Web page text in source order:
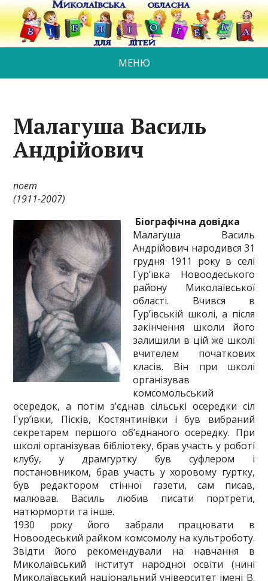
МЕНЮ
Малагуша Василь
Андрійович
поет
(1911-2007)
Біографічна довідка
Малагуша Василь
Андрійович народився 31
грудня 1911 року в селі
Гур’ївка Новоодеського
району Миколаївської
області. Вчився в
Гур’ївській школі, а після
закінчення школи його
залишили в цій же школі
вчителем початкових
класів. Він при школі
організував
комсомольський
осередок, а потім з’єднав сільські осередки сіл
Гур’ївки, Пісків, Костянтинівки і був вибраний
секретарем першого об’єднаного осередку. При
школі організував бібліотеку, брав участь у роботі
клубу, у драмгуртку був суфлером і
постановником, брав участь у хоровому гуртку,
був редактором стінної газети, сам писав,
малював. Василь любив писати портрети,
натюрморти та інше.
1930 року його забрали працювати в
Новоодеський райком комсомолу на культроботу.
Звідти його рекомендували на навчання в
Миколаївський інститут народної освіти (нині
Миколаївський національний університет імені В.